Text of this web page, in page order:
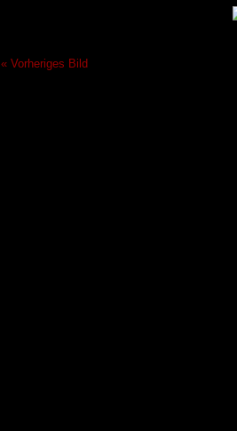
« Vorheriges Bild